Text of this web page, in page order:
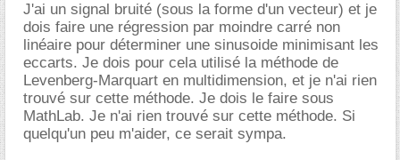
J'ai un signal bruité (sous la forme d'un vecteur) et je
dois faire une régression par moindre carré non
linéaire pour déterminer une sinusoide minimisant les
eccarts. Je dois pour cela utilisé la méthode de
Levenberg-Marquart en multidimension, et je n'ai rien
trouvé sur cette méthode. Je dois le faire sous
MathLab. Je n'ai rien trouvé sur cette méthode. Si
quelqu'un peu m'aider, ce serait sympa.